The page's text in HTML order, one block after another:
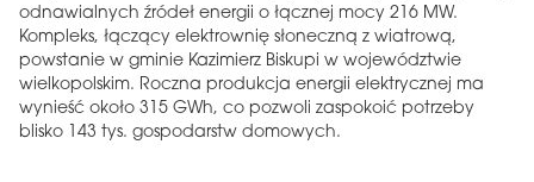
odnawialnych źródeł energii o łącznej mocy 216 MW.
Kompleks, łączący elektrownię słoneczną z wiatrową,
powstanie w gminie Kazimierz Biskupi w województwie
wielkopolskim. Roczna produkcja energii elektrycznej ma
wynieść około 315 GWh, co pozwoli zaspokoić potrzeby
blisko 143 tys. gospodarstw domowych.